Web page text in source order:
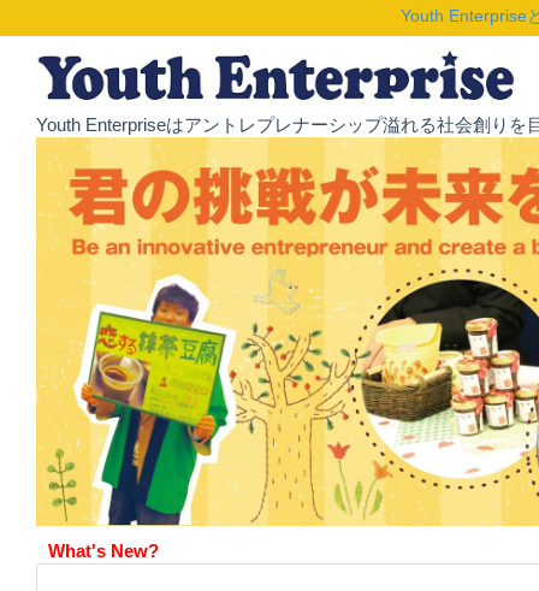
Youth Enterprise
Youth Enterpriseはアントレプレナーシップ溢れる社会創り
What's New?